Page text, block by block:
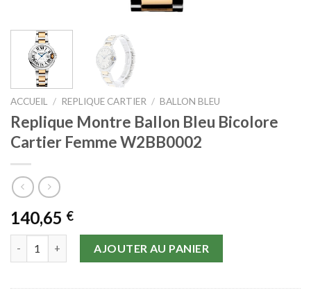
ACCUEIL / REPLIQUE CARTIER / BALLON BLEU
Replique Montre Ballon Bleu Bicolore
Cartier Femme W2BB0002
140,65 €
AJOUTER AU PANIER